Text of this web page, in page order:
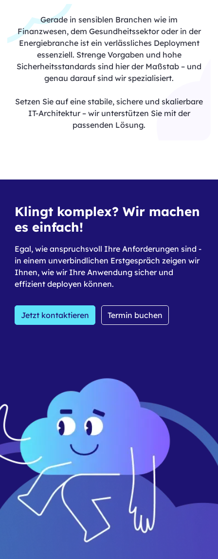
Gerade in sensiblen Branchen wie im
Finanzwesen, dem Gesundheitssektor oder in der
Energiebranche ist ein verlässliches Deployment
essenziell. Strenge Vorgaben und hohe
Sicherheitsstandards sind hier der Maßstab – und
genau darauf sind wir spezialisiert.
Setzen Sie auf eine stabile, sichere und skalierbare
IT-Architektur – wir unterstützen Sie mit der
passenden Lösung.
Klingt komplex? Wir machen
es einfach!
Egal, wie anspruchsvoll Ihre Anforderungen sind -
in einem unverbindlichen Erstgespräch zeigen wir
Ihnen, wie wir Ihre Anwendung sicher und
effizient deployen können.
Jetzt kontaktieren Termin buchen